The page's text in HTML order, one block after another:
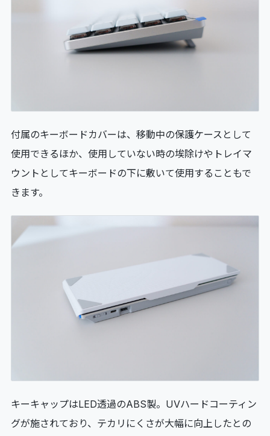
付属のキーボードカバーは、移動中の保護ケースとして
使用できるほか、使用していない時の埃除けやトレイマ
ウントとしてキーボードの下に敷いて使用することもで
きます。
キーキャップはLED透過のABS製。UVハードコーティン
グが施されており、テカリにくさが大幅に向上したとの